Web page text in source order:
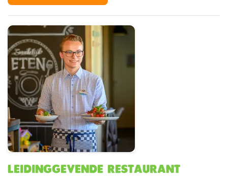
gasten.
Leidinggevende Restaurant